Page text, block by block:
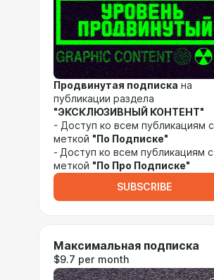
Продвинутая подписка на
публикации раздела
"ЭКСКЛЮЗИВНЫЙ КОНТЕНТ"
- Доступ ко всем публикациям с
меткой "По Подписке"
- Доступ ко всем публикациям с
меткой "По Про Подписке"
SUBSCRIBE
Максимальная подписка
$9.7 per month